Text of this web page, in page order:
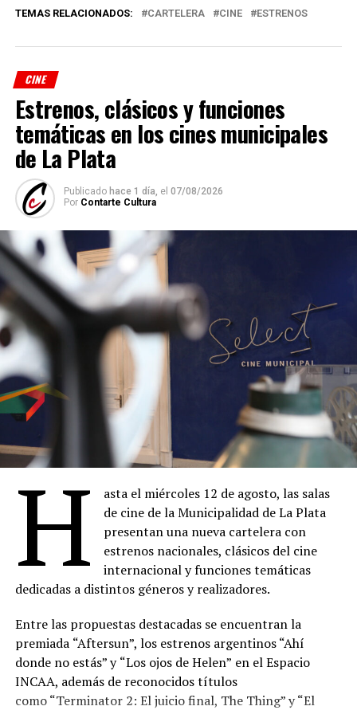
TEMAS RELACIONADOS: CARTELERA CINE ESTRENOS
CINE
Estrenos, clásicos y funciones
temáticas en los cines municipales
de La Plata
Publicado hace 1 día, el 07/08/2026
Por Contarte Cultura
H
asta el miércoles 12 de agosto, las salas
de cine de la Municipalidad de La Plata
presentan una nueva cartelera con
estrenos nacionales, clásicos del cine
internacional y funciones temáticas
dedicadas a distintos géneros y realizadores.
Entre las propuestas destacadas se encuentran la
premiada “Aftersun”, los estrenos argentinos “Ahí
donde no estás” y “Los ojos de Helen” en el Espacio
INCAA, además de reconocidos títulos
como “Terminator 2: El juicio final, The Thing” y “El